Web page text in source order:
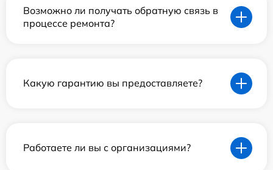
Возможно ли получать обратную связь в
процессе ремонта?
Какую гарантию вы предоставляете?
Работаете ли вы с организациями?